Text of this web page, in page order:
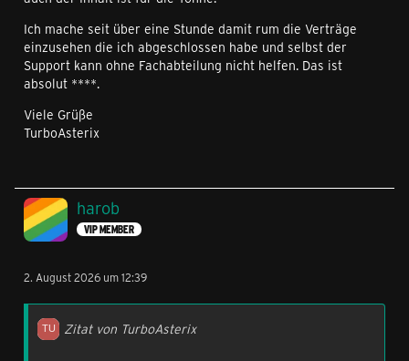
Ich mache seit über eine Stunde damit rum die Verträge
einzusehen die ich abgeschlossen habe und selbst der
Support kann ohne Fachabteilung nicht helfen. Das ist
absolut ****.
Viele Grüße
TurboAsterix
harob
VIP MEMBER
2. August 2026 um 12:39
Zitat von TurboAsterix